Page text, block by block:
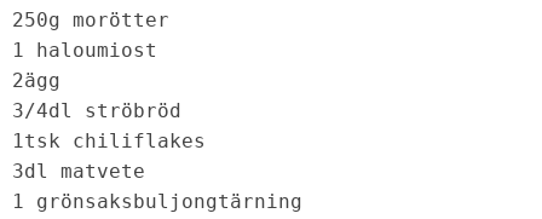
250g morötter
1 haloumiost
2ägg
3/4dl ströbröd
1tsk chiliflakes
3dl matvete
1 grönsaksbuljongtärning